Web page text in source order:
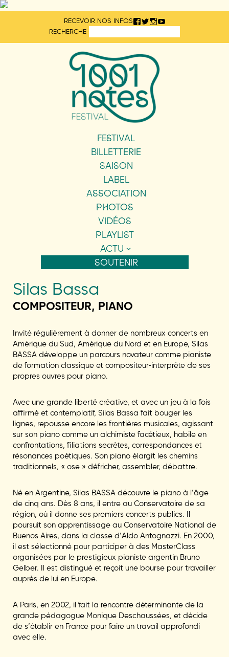
RECEVOIR NOS INFOS
RECHERCHE
FESTIVAL
BILLETTERIE
SAISON
LABEL
ASSOCIATION
PHOTOS
VIDÉOS
PLAYLIST
ACTU
SOUTENIR
Silas Bassa
COMPOSITEUR, PIANO
Invité régulièrement à donner de nombreux concerts en
Amérique du Sud, Amérique du Nord et en Europe, Silas
BASSA développe un parcours novateur comme pianiste
de formation classique et compositeur-interprète de ses
propres ouvres pour piano.
Avec une grande liberté créative, et avec un jeu à la fois
affirmé et contemplatif, Silas Bassa fait bouger les
lignes, repousse encore les frontières musicales, agissant
sur son piano comme un alchimiste facétieux, habile en
confrontations, filiations secrètes, correspondances et
résonances poétiques. Son piano élargit les chemins
traditionnels, « ose » défricher, assembler, débattre.
Né en Argentine, Silas BASSA découvre le piano à l’âge
de cinq ans. Dès 8 ans, il entre au Conservatoire de sa
région, où il donne ses premiers concerts publics. Il
poursuit son apprentissage au Conservatoire National de
Buenos Aires, dans la classe d’Aldo Antognazzi. En 2000,
il est sélectionné pour participer à des MasterClass
organisées par le prestigieux pianiste argentin Bruno
Gelber. Il est distingué et reçoit une bourse pour travailler
auprès de lui en Europe.
A Paris, en 2002, il fait la rencontre déterminante de la
grande pédagogue Monique Deschaussées, et décide
de s’établir en France pour faire un travail approfondi
avec elle.